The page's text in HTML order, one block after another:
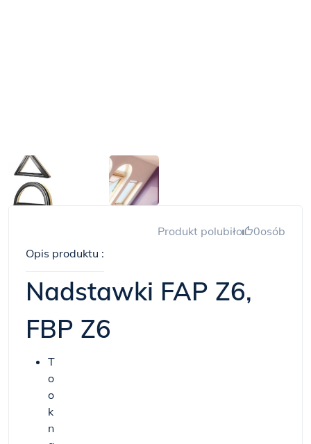
Produkt polubiło 0osób
Opis produktu :
Nadstawki FAP Z6,
FBP Z6
T
o
o
k
n